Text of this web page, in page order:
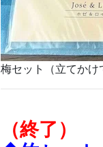
梅セット（立てかけ
（終了）